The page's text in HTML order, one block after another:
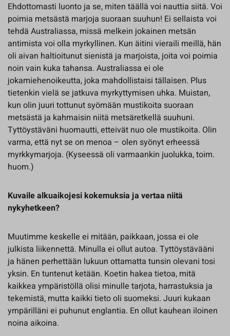
Ehdottomasti luonto ja se, miten täällä voi nauttia siitä. Voi
poimia metsästä marjoja suoraan suuhun! Ei sellaista voi
tehdä Australiassa, missä melkein jokainen metsän
antimista voi olla myrkyllinen. Kun äitini vieraili meillä, hän
oli aivan haltioitunut sienistä ja marjoista, joita voi poimia
noin vain kuka tahansa. Australiassa ei ole
jokamiehenoikeutta, joka mahdollistaisi tällaisen. Plus
tietenkin vielä se jatkuva myrkyttymisen uhka. Muistan,
kun olin juuri tottunut syömään mustikoita suoraan
metsästä ja kahmaisin niitä metsäretkellä suuhuni.
Tyttöystäväni huomautti, etteivät nuo ole mustikoita. Olin
varma, että nyt se on menoa – olen syönyt erheessä
myrkkymarjoja. (Kyseessä oli varmaankin juolukka, toim.
huom.)
Kuvaile alkuaikojesi kokemuksia ja vertaa niitä
nykyhetkeen?
Muutimme keskelle ei mitään, paikkaan, jossa ei ole
julkista liikennettä. Minulla ei ollut autoa. Tyttöystävääni
ja hänen perhettään lukuun ottamatta tunsin olevani tosi
yksin. En tuntenut ketään. Koetin hakea tietoa, mitä
kaikkea ympäristöllä olisi minulle tarjota, harrastuksia ja
tekemistä, mutta kaikki tieto oli suomeksi. Juuri kukaan
ympärilläni ei puhunut englantia. En ollut kauhean iloinen
noina aikoina.